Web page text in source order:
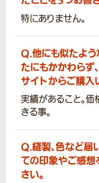
特にありません。
Q.他にも似たよ
たにもかかわらず
サイトからご購入
実績があること。
きる事。
Q.縫製、色など
ての印象やご感想
さい。